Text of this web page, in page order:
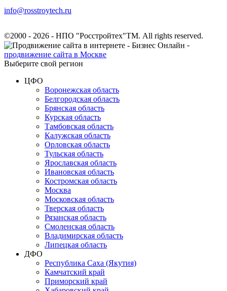
info@rosstroytech.ru
©2000 - 2026 - НПО "Росстройтех"ТМ. All rights reserved.
-
продвижение сайта в Москве
Выберите свой регион
ЦФО
Воронежская область
Белгородская область
Брянская область
Курская область
Тамбовская область
Калужская область
Орловская область
Тульская область
Ярославская область
Ивановская область
Костромская область
Москва
Московская область
Тверская область
Рязанская область
Смоленская область
Владимирская область
Липецкая область
ДФО
Республика Саха (Якутия)
Камчатский край
Приморский край